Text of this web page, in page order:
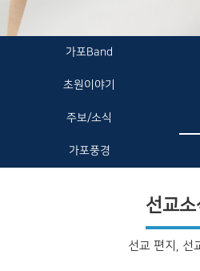
가포Band
초원이야기
주보/소식
가포풍경
선교소
선교 편지, 선